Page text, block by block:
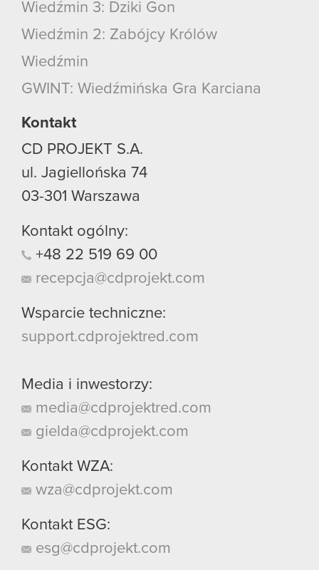
Wiedźmin 3: Dziki Gon
Wiedźmin 2: Zabójcy Królów
Wiedźmin
GWINT: Wiedźmińska Gra Karciana
Kontakt
CD PROJEKT S.A.
ul. Jagiellońska 74
03-301 Warszawa
Kontakt ogólny:
+48 22 519 69 00
recepcja@cdprojekt.com
Wsparcie techniczne:
support.cdprojektred.com
Media i inwestorzy:
media@cdprojektred.com
gielda@cdprojekt.com
Kontakt WZA:
wza@cdprojekt.com
Kontakt ESG:
esg@cdprojekt.com